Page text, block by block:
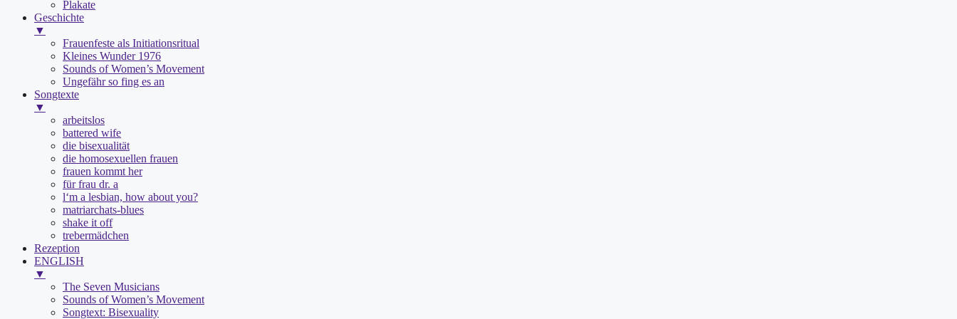
Plakate
Geschichte
▼
Frauenfeste als Initiationsritual
Kleines Wunder 1976
Sounds of Women’s Movement
Ungefähr so fing es an
Songtexte
▼
arbeitslos
battered wife
die bisexualität
die homosexuellen frauen
frauen kommt her
für frau dr. a
l‘m a lesbian, how about you?
matriarchats-blues
shake it off
trebermädchen
Rezeption
ENGLISH
▼
The Seven Musicians
Sounds of Women’s Movement
Songtext: Bisexuality